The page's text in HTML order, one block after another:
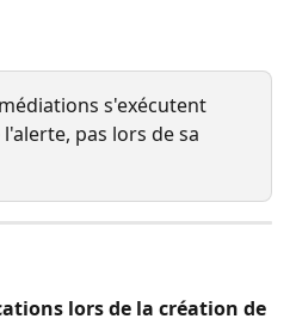
s'exécutent
pas lors de sa
lors de la création de